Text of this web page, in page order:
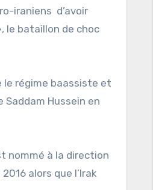
iraniens d’avoir
le bataillon de choc
le régime baassiste et
Saddam Hussein en
nommé à la direction
alors que l’Irak